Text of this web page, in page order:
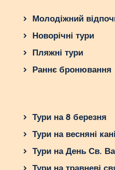
Весна та осінь.
екскурсій та
Стамбула та
При виборі туру
Мета поїздки .
Стамбул, Ефес,
Молодіжний
Новорічні тури
Пляжні тури
Раннє бронювання
Тури на 8 березня
Тури на весняні
Тури на День Св.
Тури на травневі